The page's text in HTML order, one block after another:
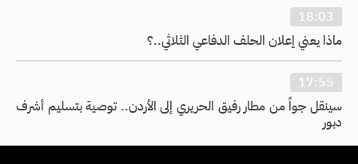
18:03
ماذا يعني إعلان الحلف الدفاعي الثلاثي..؟
17:55
سينقل جواً من مطار رفيق الحريري إلى الأردن.. توصية بتسليم أشرف
دبور